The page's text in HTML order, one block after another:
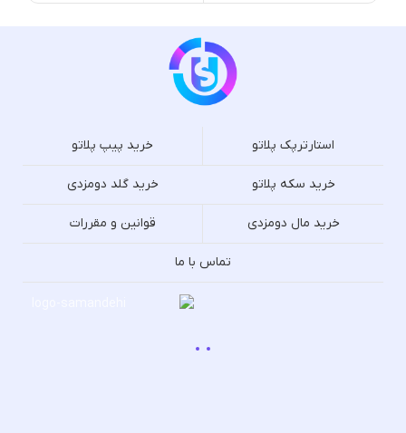
استارترپک پلاتو خرید پیپ پلاتو
خرید سکه پلاتو خرید گلد دومزدی
خرید مال دومزدی قوانین و مقررات
تماس با ما